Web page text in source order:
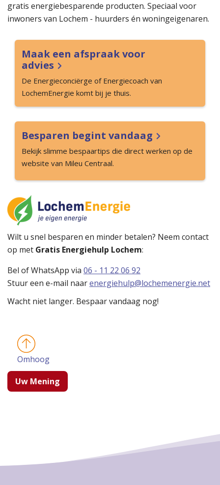
gratis energiebesparende producten. Speciaal voor
inwoners van Lochem - huurders én woningeigenaren.
Maak een afspraak voor
advies
De Energieconciërge of Energiecoach van
LochemEnergie komt bij je thuis.
Besparen begint vandaag
Bekijk slimme bespaartips die direct werken op de
website van Mileu Centraal.
Wilt u snel besparen en minder betalen? Neem contact
op met Gratis Energiehulp Lochem:
Bel of WhatsApp via 06 - 11 22 06 92
Stuur een e-mail naarenergiehulp@lochemenergie.net
Wacht niet langer. Bespaar vandaag nog!
Omhoog
Uw Mening